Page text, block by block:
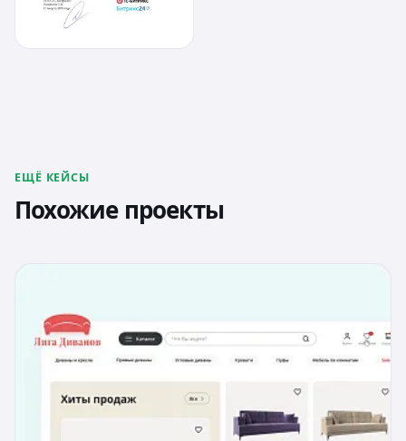
ЕЩЁ КЕЙСЫ
Похожие проекты